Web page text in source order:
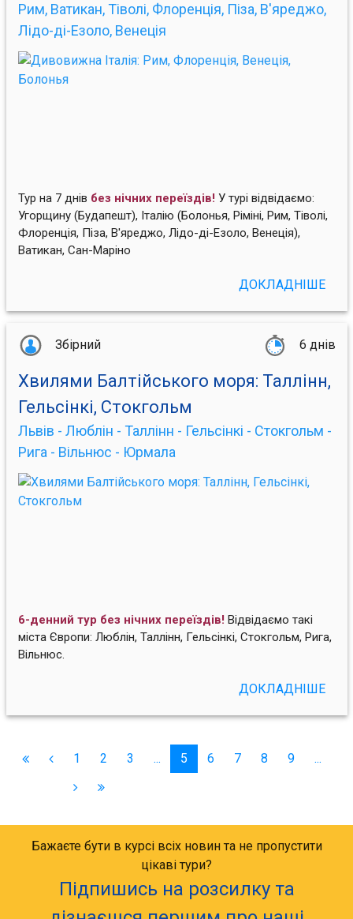
Рим, Ватикан, Тіволі, Флоренція, Піза, В'яреджо,
Лідо-ді-Езоло, Венеція
Тур на 7 днів без нічних переїздів!У турі відвідаємо:
Угорщину (Будапешт), Італію (Болонья, Ріміні, Рим, Тіволі,
Флоренція, Піза, В'яреджо, Лідо-ді-Езоло, Венеція),
Ватикан, Сан-Маріно
ДОКЛАДНІШЕ
Збірний 6 днів
Хвилями Балтійського моря: Таллінн,
Гельсінкі, Стокгольм
Львів - Люблін - Таллінн - Гельсінкі - Стокгольм -
Рига - Вільнюс - Юрмала
6-денний тур без нічних переїздів! Відвідаємо такі
міста Європи: Люблін, Таллінн, Гельсінкі, Стокгольм, Рига,
Вільнюс.
ДОКЛАДНІШЕ
1 2 3 ... 5 6 7 8 9 ...
Бажаєте бути в курсі всіх новин та не пропустити
цікаві тури?
Підпишись на розсилку та